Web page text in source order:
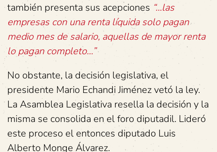
también presenta sus acepciones “…las
empresas con una renta líquida solo pagan
medio mes de salario, aquellas de mayor renta
lo pagan completo…”
No obstante, la decisión legislativa, el
presidente Mario Echandi Jiménez vetó la ley.
La Asamblea Legislativa resella la decisión y la
misma se consolida en el foro diputadil. Lideró
este proceso el entonces diputado Luis
Alberto Monge Álvarez.